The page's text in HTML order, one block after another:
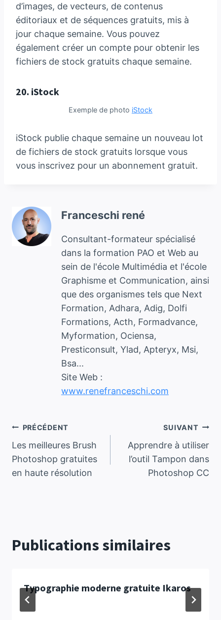
d’images, de vecteurs, de contenus
éditoriaux et de séquences gratuits, mis à
jour chaque semaine. Vous pouvez
également créer un compte pour obtenir les
fichiers de stock gratuits chaque semaine.
20. iStock
Exemple de photo iStock
iStock publie chaque semaine un nouveau lot
de fichiers de stock gratuits lorsque vous
vous inscrivez pour un abonnement gratuit.
Franceschi rené
Consultant-formateur spécialisé
dans la formation PAO et Web au
sein de l'école Multimédia et l'école
Graphisme et Communication, ainsi
que des organismes tels que Next
Formation, Adhara, Adig, Dolfi
Formations, Acth, Formadvance,
Myformation, Ociensa,
Presticonsult, Ylad, Apteryx, Msi,
Bsa...
Site Web :
www.renefranceschi.com
Navigation
de
l’article
PRÉCÉDENT
Les meilleures Brush
Photoshop gratuites
en haute résolution
SUIVANT
Apprendre à utiliser
l’outil Tampon dans
Photoshop CC
Publications similaires
Typographie moderne gratuite Ikaros